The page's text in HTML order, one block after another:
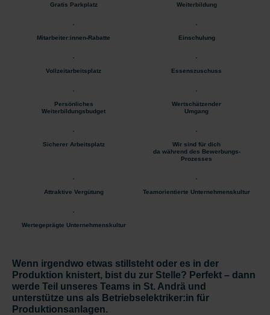
Gratis Parkplatz Weiterbildung
Mitarbeiter:innen-Rabatte Einschulung
Vollzeitarbeitsplatz Essenszuschuss
Persönliches
Weiterbildungsbudget
Wertschätzender
Umgang
Sicherer Arbeitsplatz
Wir sind für dich
da während des Bewerbungs-
Prozesses
Attraktive Vergütung Teamorientierte Unternehmenskultur
Wertegeprägte Unternehmenskultur
Wenn irgendwo etwas stillsteht oder es in der
Produktion knistert, bist du zur Stelle? Perfekt – dann
werde Teil unseres Teams in St. Andrä und
unterstütze uns als Betriebselektriker:in für
Produktionsanlagen.